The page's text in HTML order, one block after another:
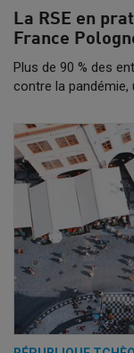
La RSE en
France
Plus de 90 % des
contre la